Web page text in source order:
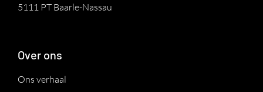
5111 PT Baarle-Nassau
Over ons
Ons verhaal